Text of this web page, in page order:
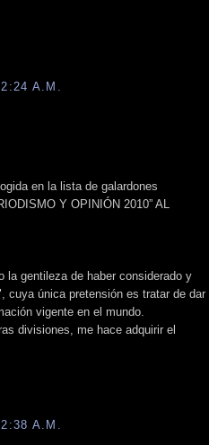
A.M.
en la lista de galardones
Y OPINIÓN 2010” AL
la gentileza de haber considerado y
cuya única pretensión es tratar de dar
vigente en el mundo.
divisiones, me hace adquirir el
A.M.